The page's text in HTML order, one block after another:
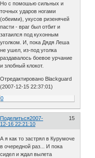
Но с помошью сильных и
точных ударов ногами
(обеими), укусов ризенячей
пасти - враг был отбит и
затаился под кухонным
уголком. И, пока Дядя Леша
не ушел, из-под уголка
раздавалось боевое урчание
и злобный клокот.
Отредактировано Blackguard
(2007-12-15 22:37:01)
0
Поделиться 15
2007-
12-16 22:21:10
А я как то застрял в Курумоче
в очередной раз... И пока
сидел и ждал вылета